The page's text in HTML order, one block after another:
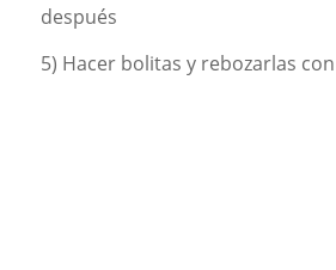
después
5) Hacer bolitas y rebozarlas